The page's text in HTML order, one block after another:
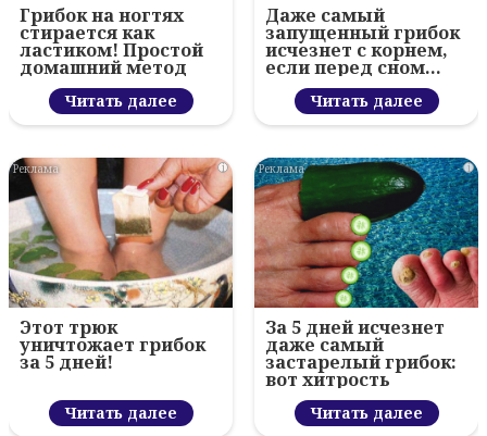
Грибок на ногтях
стирается как
ластиком! Простой
домашний метод
Читать далее
Даже самый
запущенный грибок
исчезнет с корнем,
если перед сном…
Читать далее
i
Этот трюк
уничтожает грибок
за 5 дней!
Читать далее
i
За 5 дней исчезнет
даже самый
застарелый грибок:
вот хитрость
Читать далее